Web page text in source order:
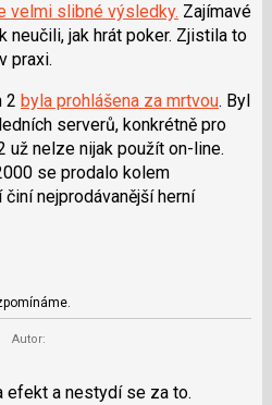
velmi slibné výsledky. Zajímavé
neučili, jak hrát poker. Zjistila to
praxi.
2 byla prohlášena za mrtvou. Byl
serverů, konkrétně pro
už nelze nijak použít on-line.
se prodalo kolem
nejprodávanější herní
Autor:
efekt a nestydí se za to.